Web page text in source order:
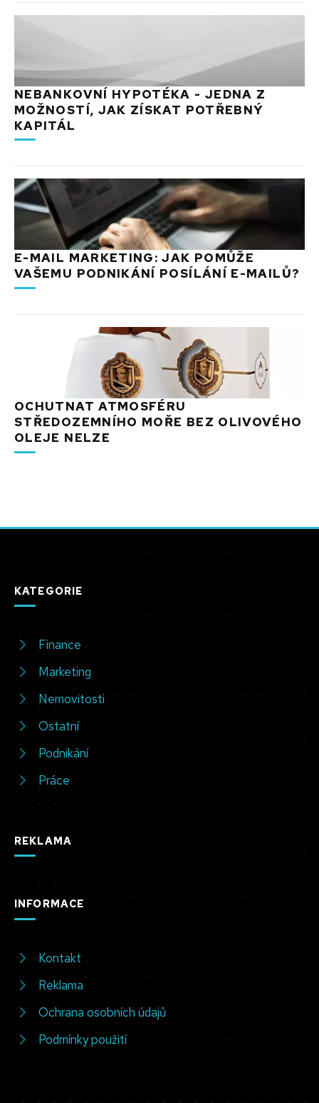
NEBANKOVNÍ HYPOTÉKA - JEDNA Z
MOŽNOSTÍ, JAK ZÍSKAT POTŘEBNÝ
KAPITÁL
E-MAIL MARKETING: JAK POMŮŽE
VAŠEMU PODNIKÁNÍ POSÍLÁNÍ E-MAILŮ?
OCHUTNAT ATMOSFÉRU
STŘEDOZEMNÍHO MOŘE BEZ OLIVOVÉHO
OLEJE NELZE
KATEGORIE
Finance
Marketing
Nemovitosti
Ostatní
Podnikání
Práce
REKLAMA
INFORMACE
Kontakt
Reklama
Ochrana osobních údajů
Podmínky použití